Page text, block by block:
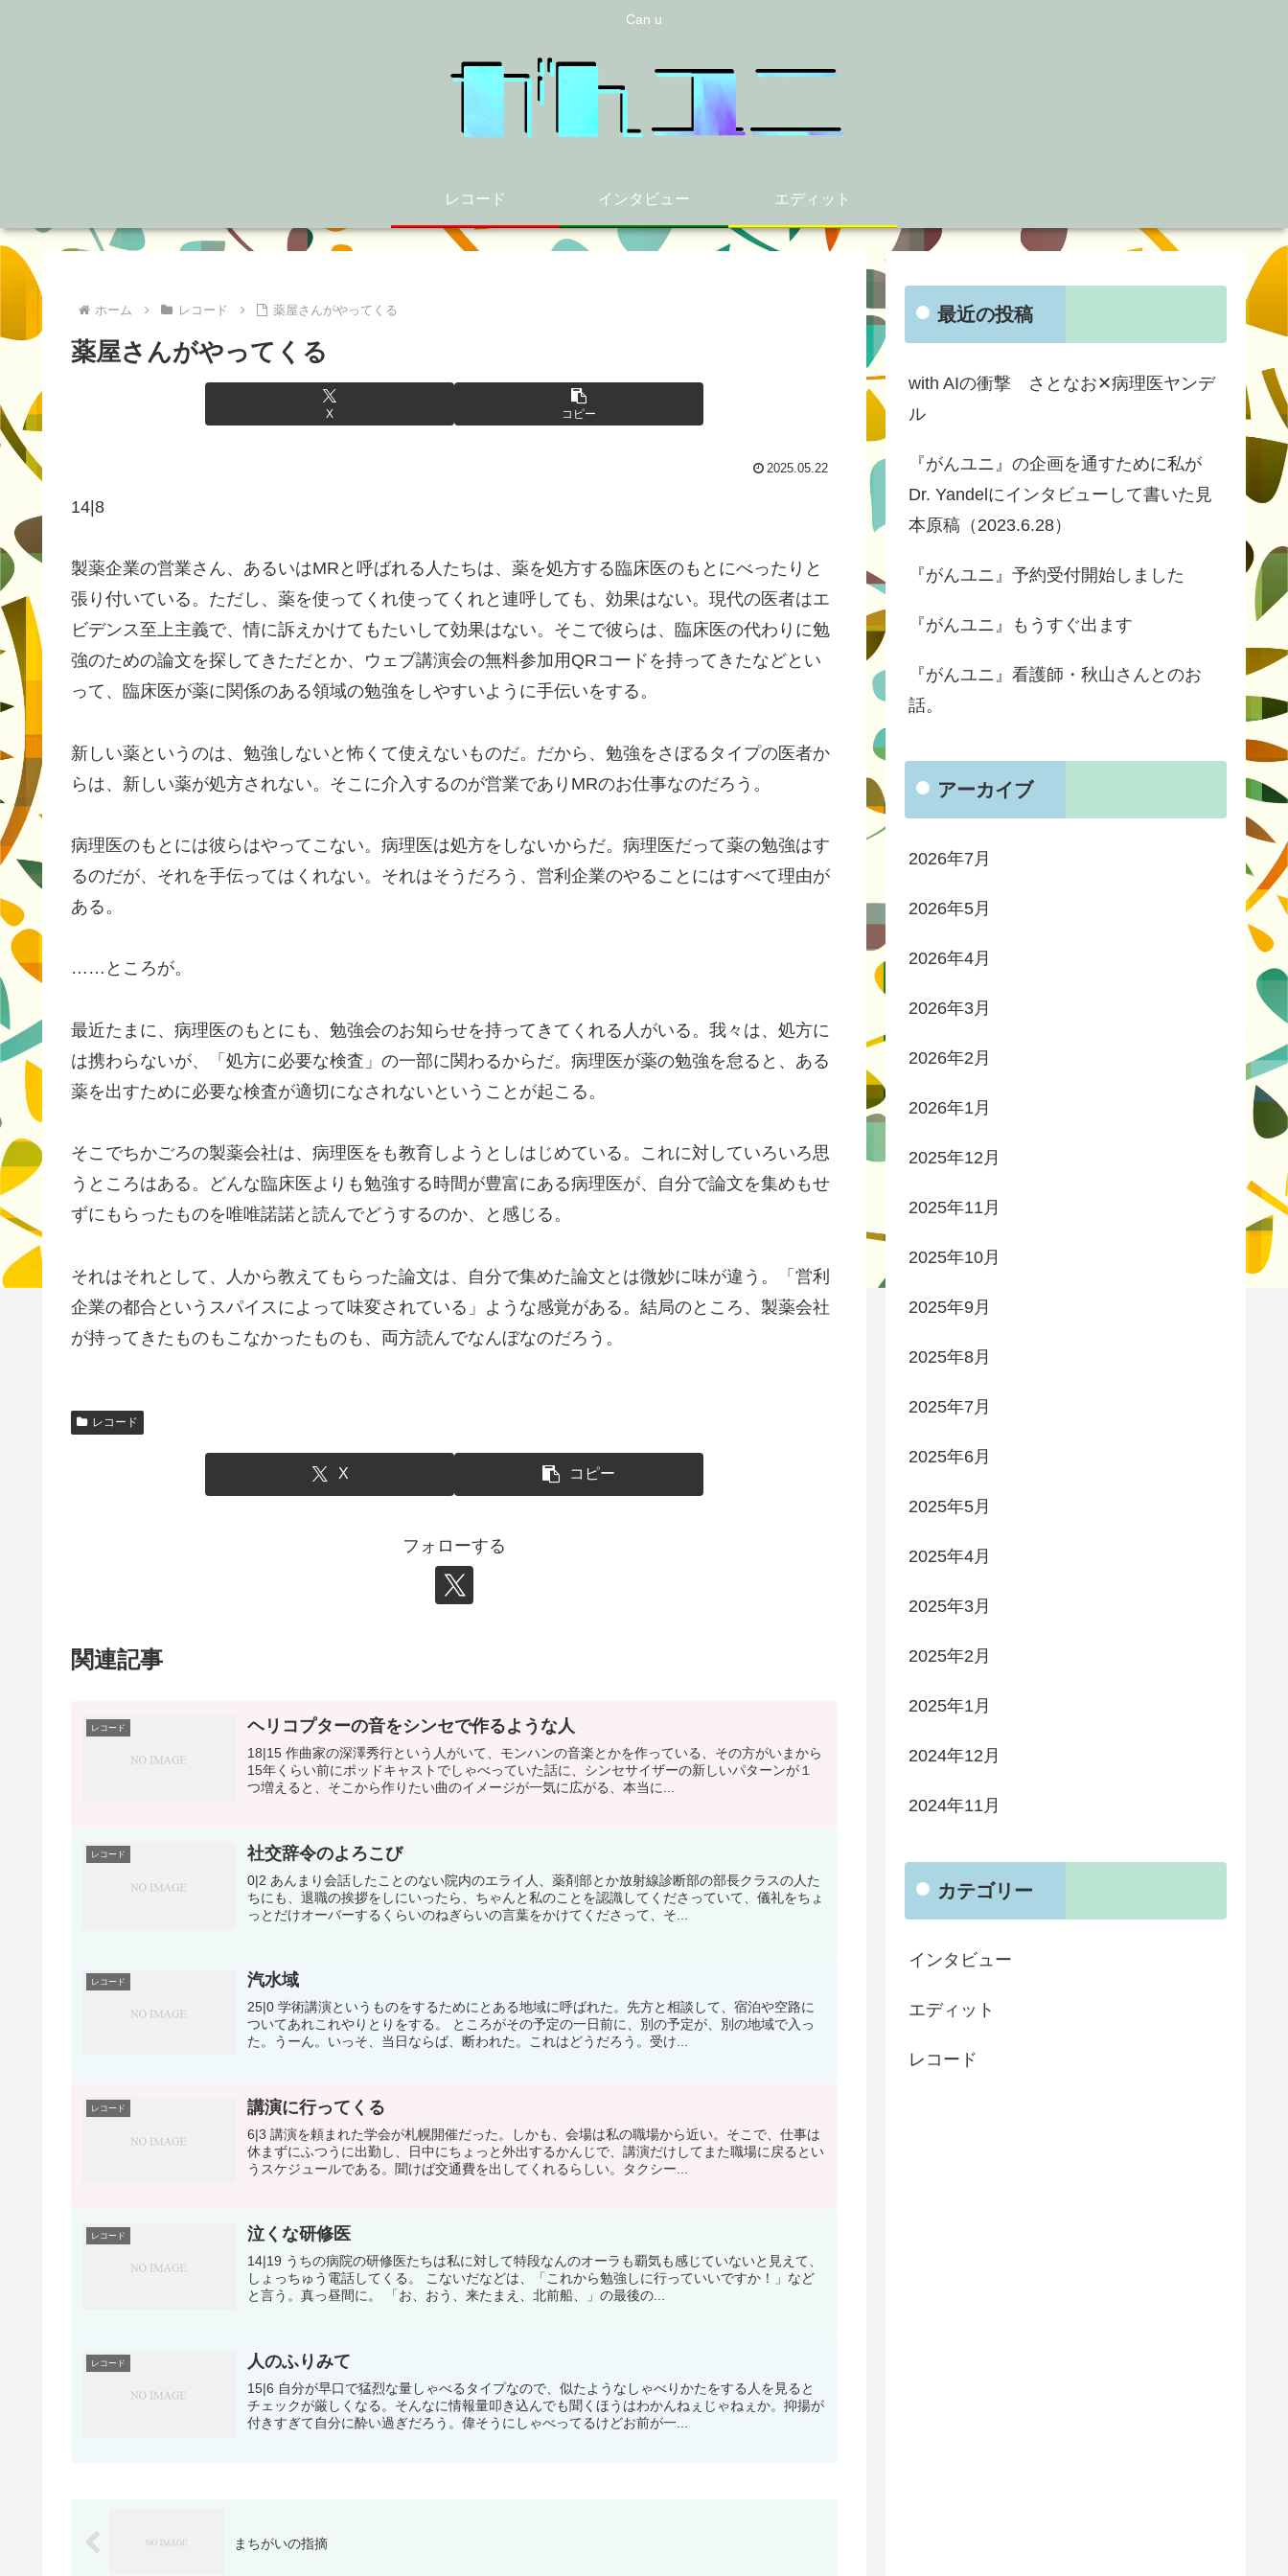
Can u
レコード インタビュー エディット
ホーム レコード 薬屋さんがやってくる
薬屋さんがやってくる
X コピー
2025.05.22
14|8
製薬企業の営業さん、あるいはMRと呼ばれる人たちは、薬を処方する臨床医のもとにべったりと
張り付いている。ただし、薬を使ってくれ使ってくれと連呼しても、効果はない。現代の医者はエ
ビデンス至上主義で、情に訴えかけてもたいして効果はない。そこで彼らは、臨床医の代わりに勉
強のための論文を探してきただとか、ウェブ講演会の無料参加用QRコードを持ってきたなどとい
って、臨床医が薬に関係のある領域の勉強をしやすいように手伝いをする。
新しい薬というのは、勉強しないと怖くて使えないものだ。だから、勉強をさぼるタイプの医者か
らは、新しい薬が処方されない。そこに介入するのが営業でありMRのお仕事なのだろう。
病理医のもとには彼らはやってこない。病理医は処方をしないからだ。病理医だって薬の勉強はす
るのだが、それを手伝ってはくれない。それはそうだろう、営利企業のやることにはすべて理由が
ある。
……ところが。
最近たまに、病理医のもとにも、勉強会のお知らせを持ってきてくれる人がいる。我々は、処方に
は携わらないが、「処方に必要な検査」の一部に関わるからだ。病理医が薬の勉強を怠ると、ある
薬を出すために必要な検査が適切になされないということが起こる。
そこでちかごろの製薬会社は、病理医をも教育しようとしはじめている。これに対していろいろ思
うところはある。どんな臨床医よりも勉強する時間が豊富にある病理医が、自分で論文を集めもせ
ずにもらったものを唯唯諾諾と読んでどうするのか、と感じる。
それはそれとして、人から教えてもらった論文は、自分で集めた論文とは微妙に味が違う。「営利
企業の都合というスパイスによって味変されている」ような感覚がある。結局のところ、製薬会社
が持ってきたものもこなかったものも、両方読んでなんぼなのだろう。
レコード
X コピー
フォローする
関連記事
レコード ヘリコプターの音をシンセで作るような人
18|15 作曲家の深澤秀行という人がいて、モンハンの音楽とかを作っている、その方がいまから
15年くらい前にポッドキャストでしゃべっていた話に、シンセサイザーの新しいパターンが１
つ増えると、そこから作りたい曲のイメージが一気に広がる、本当に...
レコード 社交辞令のよろこび
0|2 あんまり会話したことのない院内のエライ人、薬剤部とか放射線診断部の部長クラスの人た
ちにも、退職の挨拶をしにいったら、ちゃんと私のことを認識してくださっていて、儀礼をちょ
っとだけオーバーするくらいのねぎらいの言葉をかけてくださって、そ...
レコード 汽水域
25|0 学術講演というものをするためにとある地域に呼ばれた。先方と相談して、宿泊や空路に
ついてあれこれやりとりをする。 ところがその予定の一日前に、別の予定が、別の地域で入っ
た。うーん。いっそ、当日ならば、断われた。これはどうだろう。受け...
レコード 講演に行ってくる
6|3 講演を頼まれた学会が札幌開催だった。しかも、会場は私の職場から近い。そこで、仕事は
休まずにふつうに出勤し、日中にちょっと外出するかんじで、講演だけしてまた職場に戻るとい
うスケジュールである。聞けば交通費を出してくれるらしい。タクシー...
レコード 泣くな研修医
14|19 うちの病院の研修医たちは私に対して特段なんのオーラも覇気も感じていないと見えて、
しょっちゅう電話してくる。 こないだなどは、「これから勉強しに行っていいですか！」など
と言う。真っ昼間に。 「お、おう、来たまえ、北前船、」の最後の...
レコード 人のふりみて
15|6 自分が早口で猛烈な量しゃべるタイプなので、似たようなしゃべりかたをする人を見ると
チェックが厳しくなる。そんなに情報量叩き込んでも聞くほうはわかんねぇじゃねぇか。抑揚が
付きすぎて自分に酔い過ぎだろう。偉そうにしゃべってるけどお前が一...
まちがいの指摘
最近の投稿
with AIの衝撃 さとなお✕病理医ヤンデ
ル
『がんユニ』の企画を通すために私が
Dr. Yandelにインタビューして書いた見
本原稿（2023.6.28）
『がんユニ』予約受付開始しました
『がんユニ』もうすぐ出ます
『がんユニ』看護師・秋山さんとのお
話。
アーカイブ
2026年7月
2026年5月
2026年4月
2026年3月
2026年2月
2026年1月
2025年12月
2025年11月
2025年10月
2025年9月
2025年8月
2025年7月
2025年6月
2025年5月
2025年4月
2025年3月
2025年2月
2025年1月
2024年12月
2024年11月
カテゴリー
インタビュー
エディット
レコード